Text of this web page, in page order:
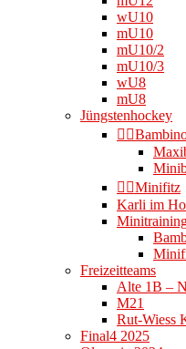
wU10
mU10
mU10/2
mU10/3
wU8
mU8
Jüngstenhockey
👉🏻Minifitz
Karli im
Freizeitteams
Alte 1B –
M21
Rut-Wiess
Final4 2025